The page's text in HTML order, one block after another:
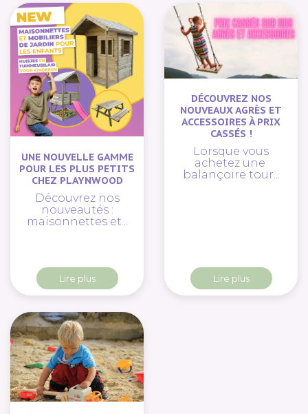
UNE NOUVELLE GAMME
POUR LES PLUS PETITS
CHEZ PLAYNWOOD
Découvrez nos
nouveautés :
maisonnettes et...
Lire plus
DÉCOUVREZ NOS
NOUVEAUX AGRÈS ET
ACCESSOIRES À PRIX
CASSÉS !
Lorsque vous
achetez une
balançoire tour...
Lire plus